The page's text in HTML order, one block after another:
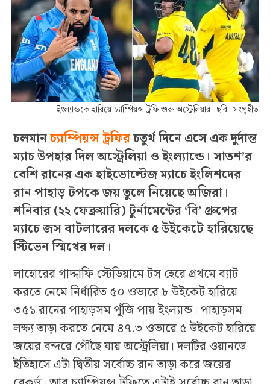
ইংল্যান্ডকে হারিয়ে চ্যাম্পিয়ন্স ট্রফি শুরু অস্ট্রেলিয়ার। ছবি- সংগৃহীত
চলমানচ্যাম্পিয়ন্স ট্রফিরচতুর্থ দিনে এসে এক দুর্দান্ত
ম্যাচ উপহার দিল অস্ট্রেলিয়া ও ইংল্যান্ডে। সাতশ’র
বেশি রানের এক হাইভোল্টেজ ম্যাচে ইংলিশদের
রান পাহাড় টপকে জয় তুলে নিয়েছে অজিরা।
শনিবার (২২ ফেব্রুয়ারি) টুর্নামেন্টের ‘বি’ গ্রুপের
ম্যাচে জস বাটলারের দলকে ৫ উইকেটে হারিয়েছে
স্টিভেন স্মিথের দল।
লাহোরের গাদ্দাফি স্টেডিয়ামে টস হেরে প্রথমে ব্যাট
করতে নেমে নির্ধারিত ৫০ ওভারে ৮ উইকেট হারিয়ে
৩৫১ রানের পাহাড়সম পুঁজি পায় ইংল্যান্ড। পাহাড়সম
লক্ষ্য তাড়া করতে নেমে ৪৭.৩ ওভারে ৫ উইকেট হারিয়ে
জয়ের বন্দরে পৌঁছে যায় অস্ট্রেলিয়া। দলটির ওয়ানডে
ইতিহাসে এটা দ্বিতীয় সর্বোচ্চ রান তাড়া করে জয়ের